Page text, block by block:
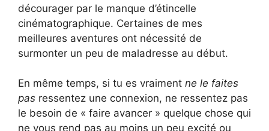
décourager par le manque d’étincelle
cinématographique. Certaines de mes
meilleures aventures ont nécessité de
surmonter un peu de maladresse au début.
En même temps, si tu es vraiment ne le faites
pas ressentez une connexion, ne ressentez pas
le besoin de « faire avancer » quelque chose qui
ne vous rend pas au moins un peu excité ou